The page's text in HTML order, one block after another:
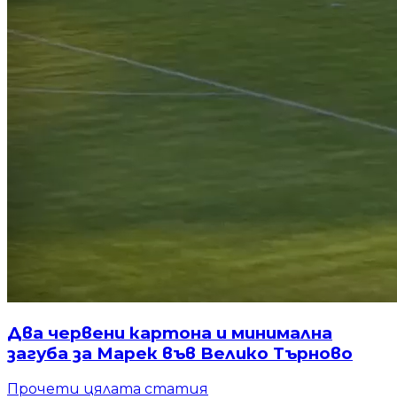
Два червени картона и минимална
загуба за Марек във Велико Търново
Прочети цялата статия